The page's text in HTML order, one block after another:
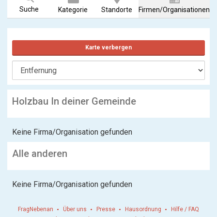
Suche Kategorie Standorte Firmen/Organisationen
Karte verbergen
Holzbau In deiner Gemeinde
Keine Firma/Organisation gefunden
Alle anderen
Keine Firma/Organisation gefunden
FragNebenan Über uns Presse Hausordnung
Hilfe / FAQ